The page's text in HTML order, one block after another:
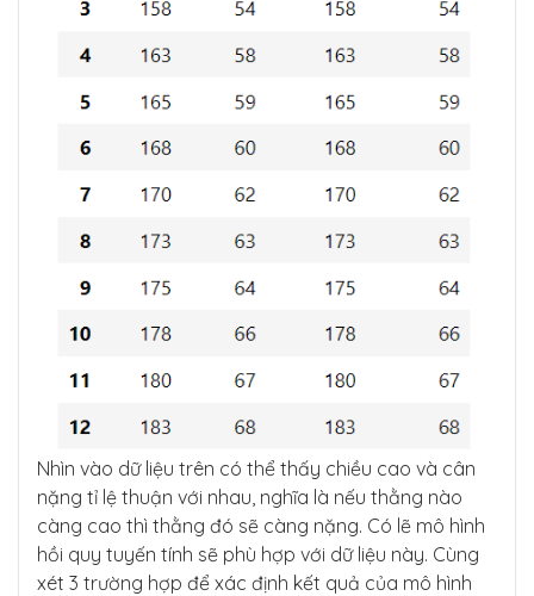
Nhìn vào dữ liệu trên có thể thấy chiều cao và cân
nặng tỉ lệ thuận với nhau, nghĩa là nếu thằng nào
càng cao thì thằng đó sẽ càng nặng. Có lẽ mô hình
hồi quy tuyến tính sẽ phù hợp với dữ liệu này. Cùng
xét 3 trường hợp để xác định kết quả của mô hình